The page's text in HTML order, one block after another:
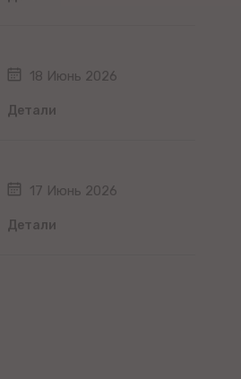
18 Июнь 2026
Детали
17 Июнь 2026
Детали